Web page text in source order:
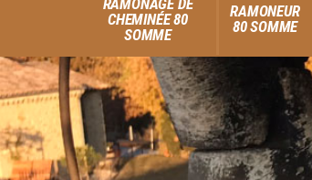
RAMONAGE DE
CHEMINÉE 80
SOMME
RAMONEUR
80 SOMME